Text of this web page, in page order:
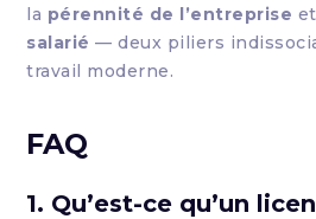
la pérennité de l’entreprise
salarié — deux piliers
travail moderne.
FAQ
1. Qu’est-ce qu’un